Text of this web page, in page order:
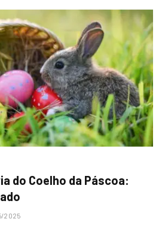
do Coelho da Páscoa:
2025